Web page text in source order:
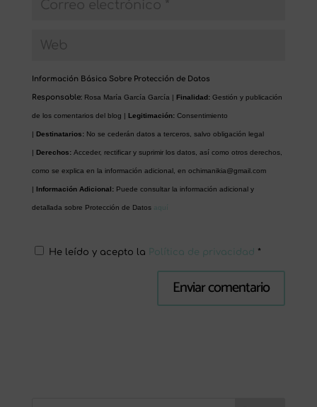
Información Básica Sobre Protección de Datos
Responsable: Rosa María García García | Finalidad: Gestión y publicación
de los comentarios del blog | Legitimación: Consentimiento
Destinatarios: No se cederán datos a terceros, salvo obligación legal
Derechos: Acceder, rectificar y suprimir los datos, así como otros derechos,
como se explica en la información adicional, en ochimanikia@gmail.com
Información Adicional: Puede consultar la información adicional y
detallada sobre Protección de Datos aquí
He leído y acepto la Política de privacidad *